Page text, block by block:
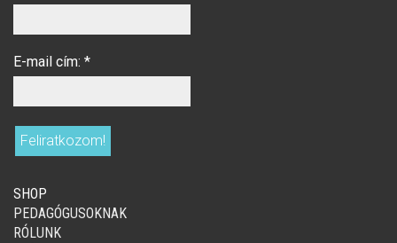
E-mail cím: *
SHOP
PEDAGÓGUSOKNAK
RÓLUNK